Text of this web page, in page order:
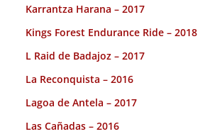
Karrantza Harana – 2017
Kings Forest Endurance Ride – 2018
L Raid de Badajoz – 2017
La Reconquista – 2016
Lagoa de Antela – 2017
Las Cañadas – 2016